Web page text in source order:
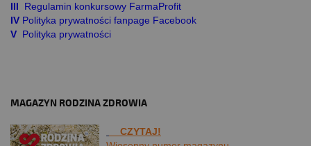
III
Regulamin konkursowy FarmaProfit
IV Polityka prywatności fanpage Facebook
V Polityka prywatności
MAGAZYN RODZINA ZDROWIA
CZYTAJ!